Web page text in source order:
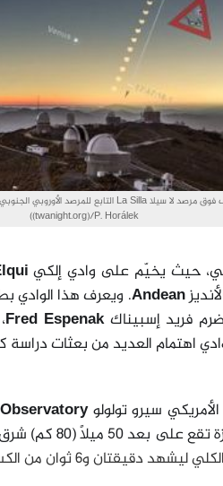
(twanight.org)/P. Horálek)
حيث يخيّم على وادي إلكي
Andean
. ويعرف هذا الوادي
فريد إسبيناك Fred Espenak،
اهتمام العديد من بعثات دراسة
سيرو تولولو
ليشهد دقيقتان و6 ثوان من الكسوف الكلي